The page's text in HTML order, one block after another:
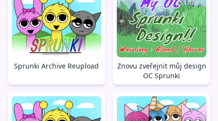
Sprunki Archive Reupload
Znovu zveřejnit můj design
OC Sprunki